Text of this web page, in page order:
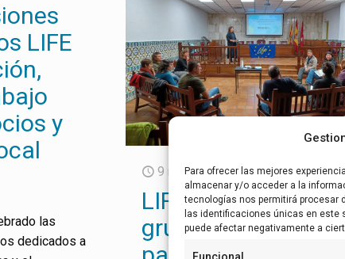
Para ofrecer las mejores
almacenar y/o acceder a la
tecnologías nos permitirá procesar
las identificaciones únicas en este
puede afectar negativamente a
Funcional
LIFE
y
las
dedicados a
9 noviembre, 2022
LIFE: Nuevos
grupos de trabajo